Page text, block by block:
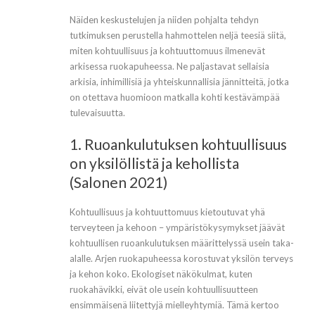
Näiden keskustelujen ja niiden pohjalta tehdyn
tutkimuksen perustella hahmottelen neljä teesiä siitä,
miten kohtuullisuus ja kohtuuttomuus ilmenevät
arkisessa ruokapuheessa. Ne paljastavat sellaisia
arkisia, inhimillisiä ja yhteiskunnallisia jännitteitä, jotka
on otettava huomioon matkalla kohti kestävämpää
tulevaisuutta.
1. Ruoankulutuksen kohtuullisuus
on yksilöllistä ja kehollista
(Salonen 2021)
Kohtuullisuus ja kohtuuttomuus kietoutuvat yhä
terveyteen ja kehoon – ympäristökysymykset jäävät
kohtuullisen ruoankulutuksen määrittelyssä usein taka-
alalle. Arjen ruokapuheessa korostuvat yksilön terveys
ja kehon koko. Ekologiset näkökulmat, kuten
ruokahävikki, eivät ole usein kohtuullisuutteen
ensimmäisenä liitettyjä mielleyhtymiä. Tämä kertoo